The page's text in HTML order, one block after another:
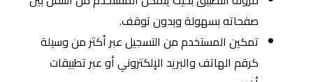
صفحاته بسهولة وبدون توقف.
تمكين المستخدم من التسجيل عبر أكثر من وسيلة
كرقم الهاتف والبريد الإلكتروني أو عبر تطبيقات